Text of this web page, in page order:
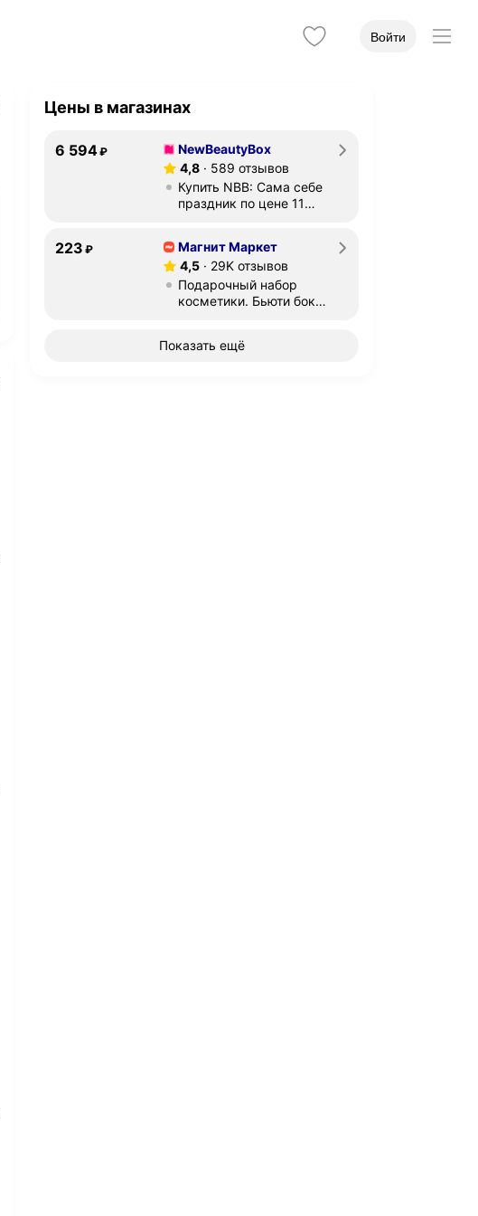
Войти
Цены в магазинах
Цена
6594
6 594₽
NewBeautyBox
Рейтинг 4,8 из 5
4,8
589 отзывов
Купить NBB: Сама себе
праздник по цене 11
Цена
223
223 ₽
Магнит Маркет
Рейтинг 4,5 из 5
4,5
29K отзывов
Подарочный набор
косметики. Бьюти бокс.
Показать ещё